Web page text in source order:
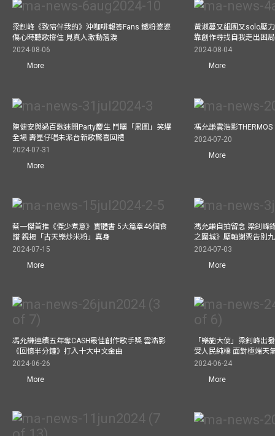
梁釗峰《致陪伴我的》沖咖啡報答Fans 鐵粉婆婆
傷心時聽歌撐住 見真人激動落淚
2024-08-06
More
黃淑蔓又組團又solo壓
靠創作尋找自我走出困局
2024-08-04
More
陳健安與過百歌迷開Party慶生 鬥曬「黑圖」笑爆
全場 壽星仔唱未派台新歌驚喜回禮
2024-07-31
More
馮允謙雲浩影
2024-07-20
More
蔡一傑首推《傑少煮意》實體書 5大篇章46個食
譜 親揭「古天樂炒米粉」真身
2024-07-15
More
馮允謙自拍留念 梁釗峰
之圍城》壓軸謝票告別
2024-07-03
More
馮允謙連續五年奪CASH最佳創作歌手獎 雲浩影
《回憶半分鐘》打入十大中文金曲
2024-06-26
More
「樂施大使」梁釗峰出
受人民純樸 面對極端天
2024-06-24
More